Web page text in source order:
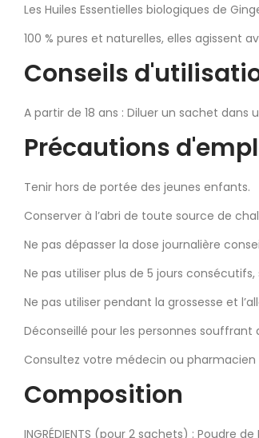
Les Huiles Essentielles biologiques de
100 % pures et naturelles, elles agissent
Conseils
A partir de 18 ans : Diluer un sachet dans
Précautions
Tenir hors de portée des jeunes enfants.
Conserver à l’abri de toute source de
Ne pas dépasser la dose journalière
Ne pas utiliser plus de 5 jours
Ne pas utiliser pendant la grossesse et
Déconseillé pour les personnes souffrant
Consultez votre médecin ou
Composition
INGRÉDIENTS (pour 2 sachets) : Poudre